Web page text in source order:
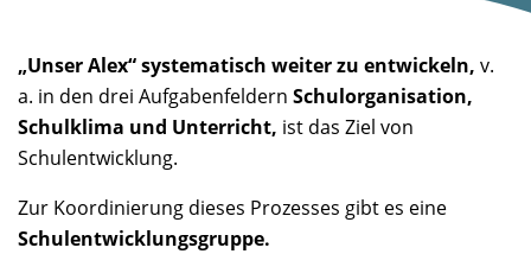
„Unser Alex“ systematisch weiter zu entwickeln, v.
a. in den drei Aufgabenfeldern Schulorganisation,
Schulklima und Unterricht, ist das Ziel von
Schulentwicklung.
Zur Koordinierung dieses Prozesses gibt es eine
Schulentwicklungsgruppe.